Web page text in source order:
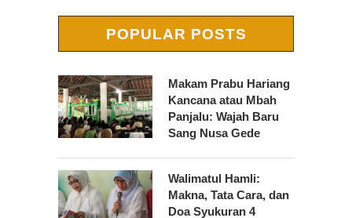
POPULAR POSTS
Makam Prabu Hariang
Kancana atau Mbah
Panjalu: Wajah Baru
Sang Nusa Gede
Walimatul Hamli:
Makna, Tata Cara, dan
Doa Syukuran 4